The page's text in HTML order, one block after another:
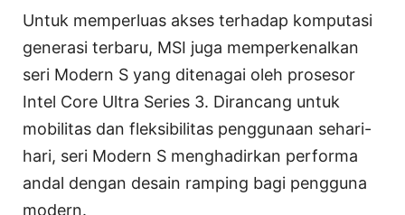
Untuk memperluas akses terhadap komputasi
generasi terbaru, MSI juga memperkenalkan
seri Modern S yang ditenagai oleh prosesor
Intel Core Ultra Series 3. Dirancang untuk
mobilitas dan fleksibilitas penggunaan sehari-
hari, seri Modern S menghadirkan performa
andal dengan desain ramping bagi pengguna
modern.